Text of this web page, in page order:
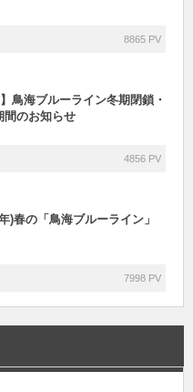
8865 PV
】鳥海ブルーライン冬期閉鎖・
間のお知らせ
4856 PV
)春の「鳥海ブルーライン」
7998 PV